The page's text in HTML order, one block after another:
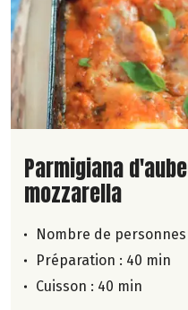
Lire la suite de la
Parmigiana
mozzarella
Nombre de personnes
Préparation : 40 min
Cuisson : 40 min